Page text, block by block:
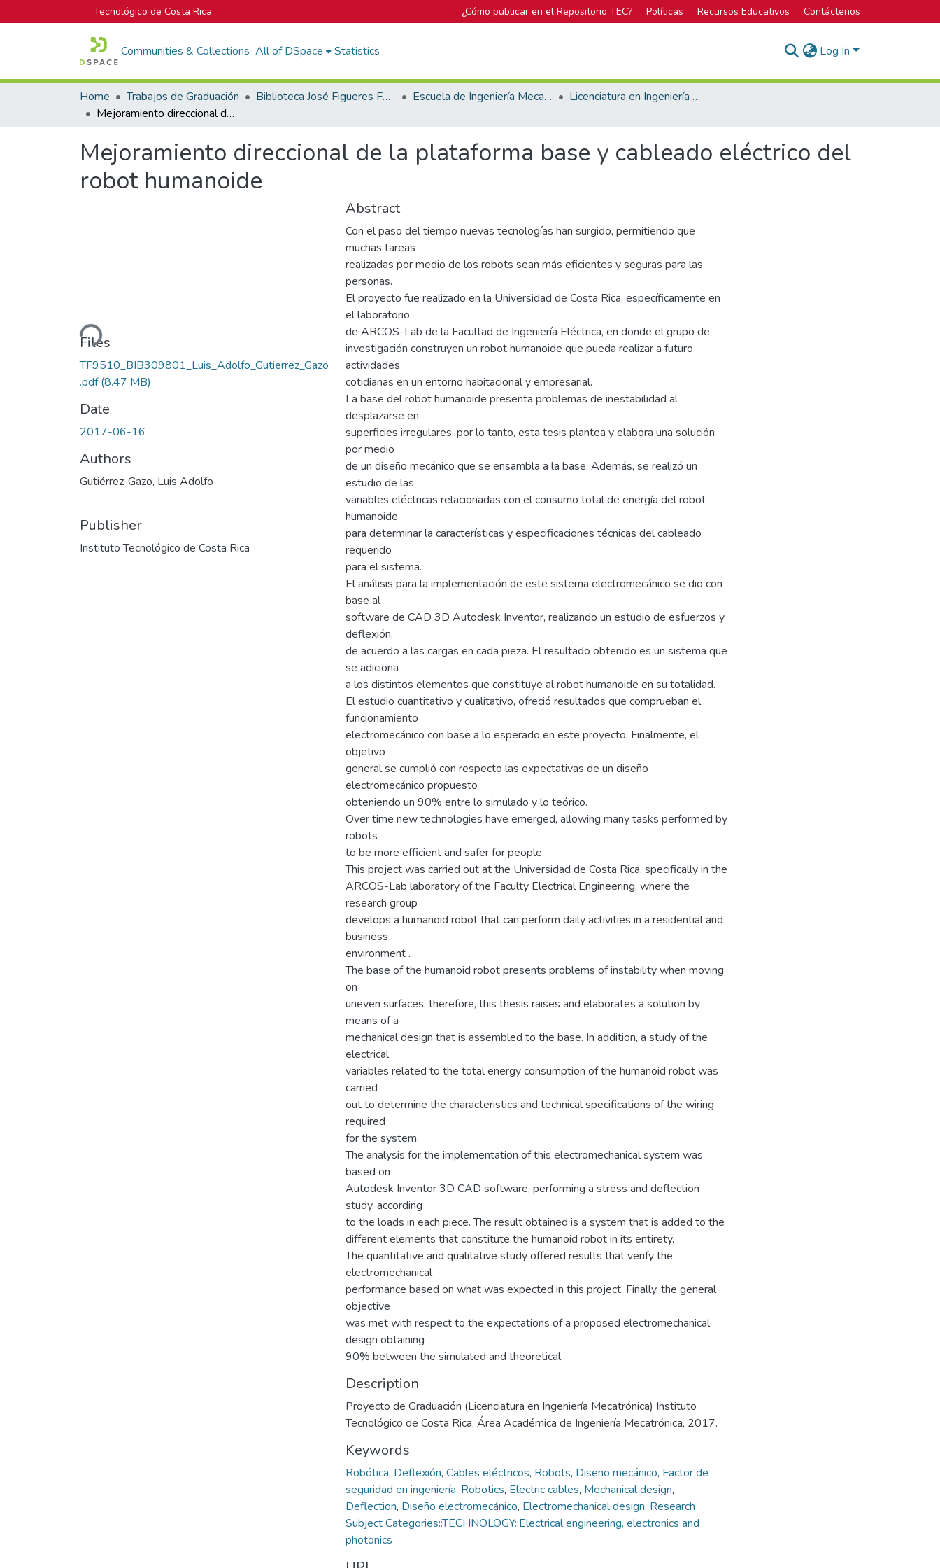
Tecnológico de Costa Rica ¿Cómo publicar en el Repositorio TEC? Políticas Recursos Educativos Contáctenos
Communities & Collections All of DSpace Statistics Log In
Home Trabajos de Graduación Biblioteca José Figueres Ferrer Escuela de Ingeniería Mecatrónica (antes era Área Académica de Ingeniería Mecatrónica)
Licenciatura en Ingeniería Mecatrónica
Mejoramiento direccional de la plataforma base y cableado eléctrico del robot humanoide
Mejoramiento direccional de la plataforma base y cableado eléctrico del
robot humanoide
Loading...
Files
TF9510_BIB309801_Luis_Adolfo_Gutierrez_Gazo
.pdf(8.47 MB)
Date
2017-06-16
Authors
Gutiérrez-Gazo, Luis Adolfo
Publisher
Instituto Tecnológico de Costa Rica
Abstract
Con el paso del tiempo nuevas tecnologías han surgido, permitiendo que
muchas tareas
realizadas por medio de los robots sean más eficientes y seguras para las
personas.
El proyecto fue realizado en la Universidad de Costa Rica, específicamente en
el laboratorio
de ARCOS-Lab de la Facultad de Ingeniería Eléctrica, en donde el grupo de
investigación construyen un robot humanoide que pueda realizar a futuro
actividades
cotidianas en un entorno habitacional y empresarial.
La base del robot humanoide presenta problemas de inestabilidad al
desplazarse en
superficies irregulares, por lo tanto, esta tesis plantea y elabora una solución
por medio
de un diseño mecánico que se ensambla a la base. Además, se realizó un
estudio de las
variables eléctricas relacionadas con el consumo total de energía del robot
humanoide
para determinar la características y especificaciones técnicas del cableado
requerido
para el sistema.
El análisis para la implementación de este sistema electromecánico se dio con
base al
software de CAD 3D Autodesk Inventor, realizando un estudio de esfuerzos y
deflexión,
de acuerdo a las cargas en cada pieza. El resultado obtenido es un sistema que
se adiciona
a los distintos elementos que constituye al robot humanoide en su totalidad.
El estudio cuantitativo y cualitativo, ofreció resultados que comprueban el
funcionamiento
electromecánico con base a lo esperado en este proyecto. Finalmente, el
objetivo
general se cumplió con respecto las expectativas de un diseño
electromecánico propuesto
obteniendo un 90% entre lo simulado y lo teórico.
Over time new technologies have emerged, allowing many tasks performed by
robots
to be more efficient and safer for people.
This project was carried out at the Universidad de Costa Rica, specifically in the
ARCOS-Lab laboratory of the Faculty Electrical Engineering, where the
research group
develops a humanoid robot that can perform daily activities in a residential and
business
environment .
The base of the humanoid robot presents problems of instability when moving
on
uneven surfaces, therefore, this thesis raises and elaborates a solution by
means of a
mechanical design that is assembled to the base. In addition, a study of the
electrical
variables related to the total energy consumption of the humanoid robot was
carried
out to determine the characteristics and technical specifications of the wiring
required
for the system.
The analysis for the implementation of this electromechanical system was
based on
Autodesk Inventor 3D CAD software, performing a stress and deflection
study, according
to the loads in each piece. The result obtained is a system that is added to the
different elements that constitute the humanoid robot in its entirety.
The quantitative and qualitative study offered results that verify the
electromechanical
performance based on what was expected in this project. Finally, the general
objective
was met with respect to the expectations of a proposed electromechanical
design obtaining
90% between the simulated and theoretical.
Description
Proyecto de Graduación (Licenciatura en Ingeniería Mecatrónica) Instituto
Tecnológico de Costa Rica, Área Académica de Ingeniería Mecatrónica, 2017.
Keywords
Robótica, Deflexión, Cables eléctricos, Robots, Diseño mecánico, Factor de
seguridad en ingeniería, Robotics, Electric cables, Mechanical design,
Deflection, Diseño electromecánico, Electromechanical design, Research
Subject Categories::TECHNOLOGY::Electrical engineering, electronics and
photonics